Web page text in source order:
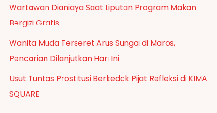
Wartawan Dianiaya Saat Liputan Program Makan
Bergizi Gratis
Wanita Muda Terseret Arus Sungai di Maros,
Pencarian Dilanjutkan Hari Ini
Usut Tuntas Prostitusi Berkedok Pijat Refleksi di KIMA
SQUARE